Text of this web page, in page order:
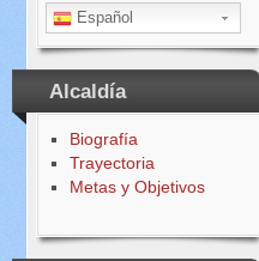
Español
Alcaldía
Biografía
Trayectoria
Metas y Objetivos